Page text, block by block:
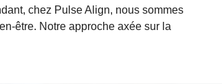
chez Pulse Align, nous sommes
être. Notre approche axée sur la